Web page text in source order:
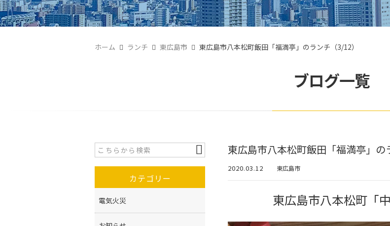
ホーム ランチ 東広島市 東広島市八本松町飯田「福満亭」のランチ（3/12）
ブログ一覧
東広島市八本松町飯田「福満亭」の
2020.03.12 東広島市
東広島市八本松町「
カテゴリー
電気火災